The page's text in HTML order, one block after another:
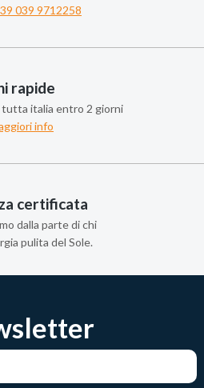
039 9712258
rapide
tutta italia entro 2 giorni
info
certificata
dalla parte di chi
pulita del Sole.